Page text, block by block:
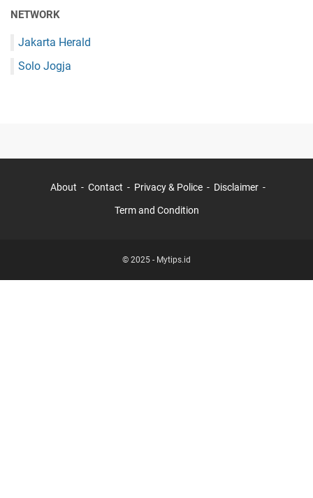
NETWORK
Jakarta Herald
Solo Jogja
About Contact Privacy & Police Disclaimer
Term and Condition
© 2025 - Mytips.id